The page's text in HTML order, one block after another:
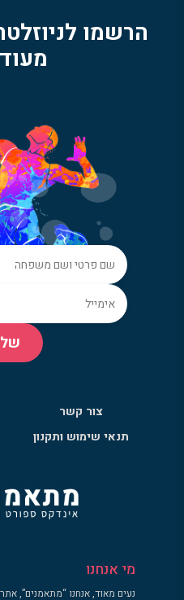
הרשמו
צור קשר
תנאי שימוש ותקנון
מי אנחנו
נעים מאוד, אנחנו “מתאמנים”,